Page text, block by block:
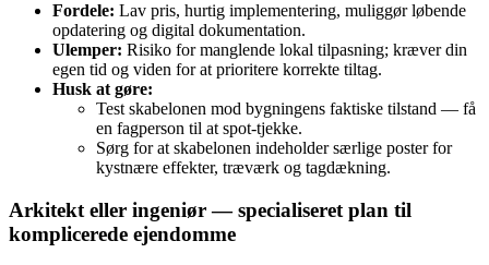
Fordele: Lav pris, hurtig implementering, muliggør løbende
opdatering og digital dokumentation.
Ulemper: Risiko for manglende lokal tilpasning; kræver din
egen tid og viden for at prioritere korrekte tiltag.
Husk at gøre:
Test skabelonen mod bygningens faktiske tilstand — få
en fagperson til at spot‑tjekke.
Sørg for at skabelonen indeholder særlige poster for
kystnære effekter, træværk og tagdækning.
Arkitekt eller ingeniør — specialiseret plan til
komplicerede ejendomme